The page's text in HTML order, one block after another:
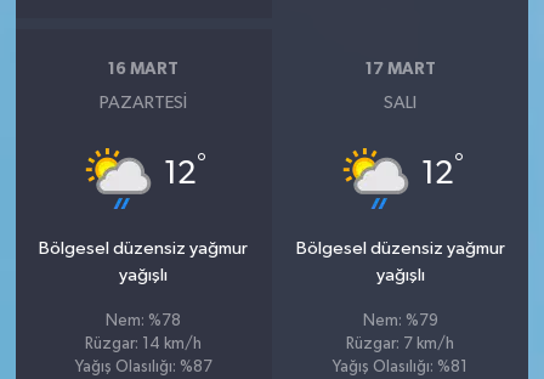
16 MART
PAZARTESI
12°
Bölgesel düzensiz yağmur
yağışlı
Nem: %78
Rüzgar: 14 km/h
Yağış Olasılığı: %87
17 MART
SALI
12°
Bölgesel düzensiz yağmur
yağışlı
Nem: %79
Rüzgar: 7 km/h
Yağış Olasılığı: %81